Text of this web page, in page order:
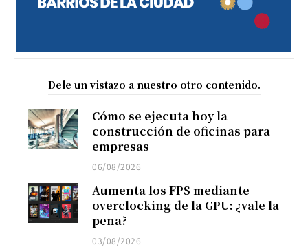
Dele un vistazo a nuestro otro contenido.
Cómo se ejecuta hoy la
construcción de oficinas para
empresas
06/08/2026
Aumenta los FPS mediante
overclocking de la GPU: ¿vale la
pena?
03/08/2026